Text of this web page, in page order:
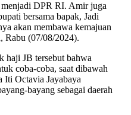
menjadi DPR RI. Amir juga
bersama bapak, Jadi
akan membawa kemajuan
Rabu (07/08/2024).
haji JB tersebut bahwa
coba-coba, saat dibawah
Iti Octavia Jayabaya
bayang sebagai daerah